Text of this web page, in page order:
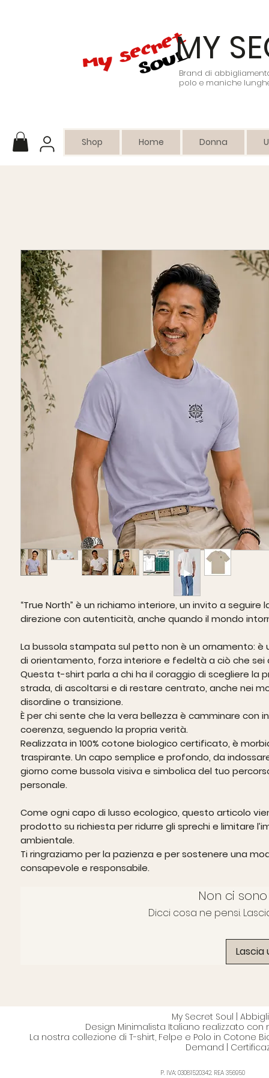
MY
Brand di
polo e maniche
Shop Home Donna
“True North” è un richiamo interiore, un invito a seguire
direzione con autenticità, anche quando il mondo
La bussola stampata sul petto non è un ornamento: è
di orientamento, forza interiore e fedeltà a ciò che sei
Questa t-shirt parla a chi ha il coraggio di scegliere la
strada, di ascoltarsi e di restare centrato, anche nei
disordine o transizione.
È per chi sente che la vera bellezza è camminare con
coerenza, seguendo la propria verità.
Realizzata in 100% cotone biologico certificato, è
traspirante. Un capo semplice e profondo, da
giorno come bussola visiva e simbolica del tuo
personale.
Come ogni capo di lusso ecologico, questo articolo
prodotto su richiesta per ridurre gli sprechi e limitare
ambientale.
Ti ringraziamo per la pazienza e per sostenere una
consapevole e responsabile.
Non ci
Dicci cosa ne pensi.
Lascia
My Secret Soul |
Design Minimalista Italiano realizzato
La nostra collezione di T-shirt, Felpe e Polo in Cotone
Demand |
P. IVA: 03081520342. REA 356950